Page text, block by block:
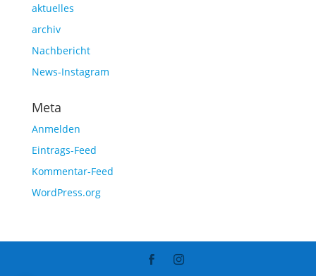
aktuelles
archiv
Nachbericht
News-Instagram
Meta
Anmelden
Eintrags-Feed
Kommentar-Feed
WordPress.org